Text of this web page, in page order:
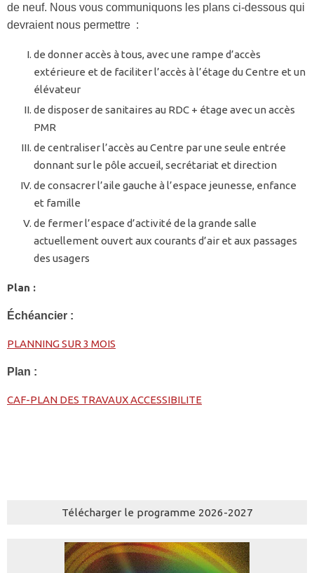
de neuf. Nous vous communiquons les plans ci-dessous qui
devraient nous permettre :
de donner accès à tous, avec une rampe d’accès
extérieure et de faciliter l’accès à l’étage du Centre et un
élévateur
de disposer de sanitaires au RDC + étage avec un accès
PMR
de centraliser l’accès au Centre par une seule entrée
donnant sur le pôle accueil, secrétariat et direction
de consacrer l’aile gauche à l’espace jeunesse, enfance
et famille
de fermer l’espace d’activité de la grande salle
actuellement ouvert aux courants d’air et aux passages
des usagers
Plan :
Échéancier :
PLANNING SUR 3 MOIS
Plan :
CAF-PLAN DES TRAVAUX ACCESSIBILITE
Télécharger le programme 2026-2027